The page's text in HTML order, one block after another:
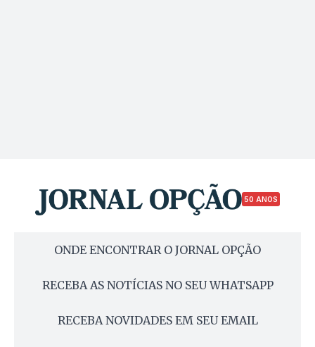
50 ANOS
ONDE ENCONTRAR O JORNAL OPÇÃO
RECEBA AS NOTÍCIAS NO SEU WHATSAPP
RECEBA NOVIDADES EM SEU EMAIL